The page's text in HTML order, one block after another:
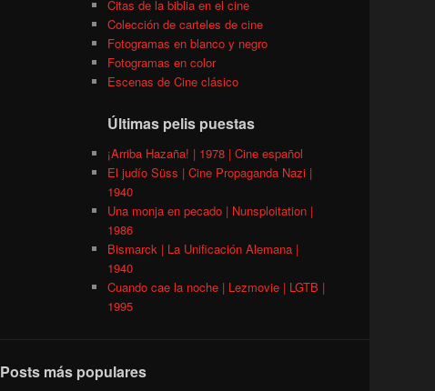
Citas de la biblia en el cine
Colección de carteles de cine
Fotogramas en blanco y negro
Fotogramas en color
Escenas de Cine clásico
Últimas pelis puestas
¡Arriba Hazaña! | 1978 | Cine español
El judío Süss | Cine Propaganda Nazi |
1940
Una monja en pecado | Nunsploitation |
1986
Bismarck | La Unificación Alemana |
1940
Cuando cae la noche | Lezmovie | LGTB |
1995
Posts más populares